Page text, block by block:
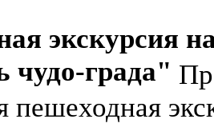
экскурсия
чудо-града"
пешеходная